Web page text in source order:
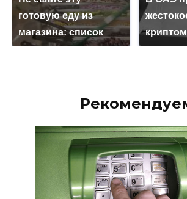
готовую еду из
магазина: список